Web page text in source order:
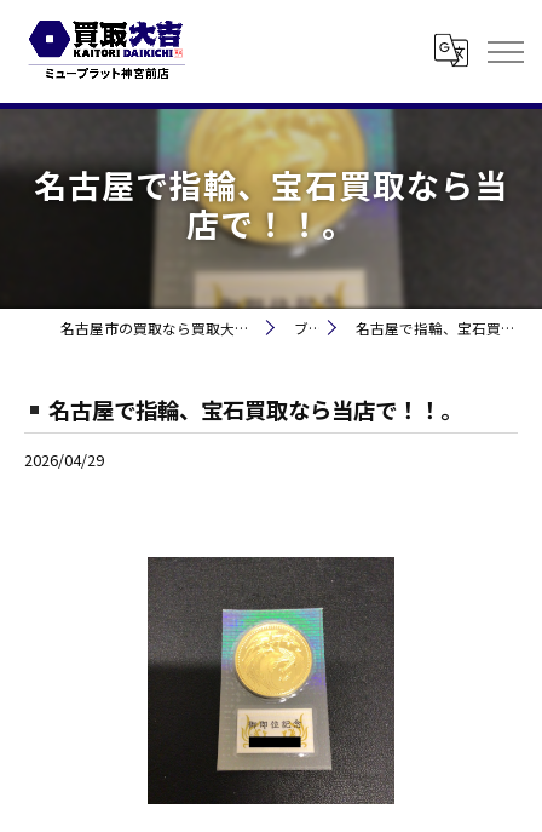
名古屋で指輪、宝石買取なら当
店で！！。
名古屋市の買取なら買取大吉 ミュープラット神宮前 ブログ 名古屋で指輪、宝石買取なら当店で！！。
名古屋で指輪、宝石買取なら当店で！！。
2026/04/29